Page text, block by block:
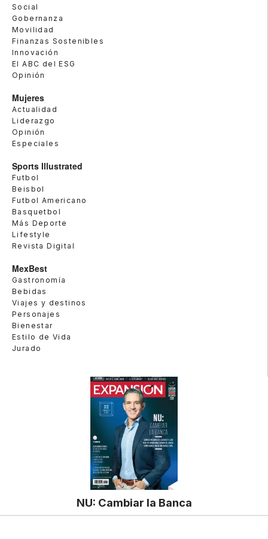
Social
Gobernanza
Movilidad
Finanzas Sostenibles
Innovación
El ABC del ESG
Opinión
Mujeres
Actualidad
Liderazgo
Opinión
Especiales
Sports Illustrated
Futbol
Beisbol
Futbol Americano
Basquetbol
Más Deporte
Lifestyle
Revista Digital
MexBest
Gastronomía
Bebidas
Viajes y destinos
Personajes
Bienestar
Estilo de Vida
Jurado
NU: Cambiar la Banca